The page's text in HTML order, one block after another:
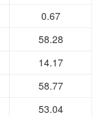
0.67
58.28
14.17
58.77
53.04